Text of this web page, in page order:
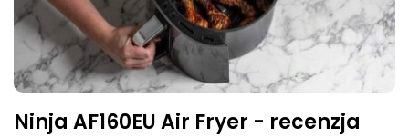
Ninja AF160EU Air Fryer - recenzja